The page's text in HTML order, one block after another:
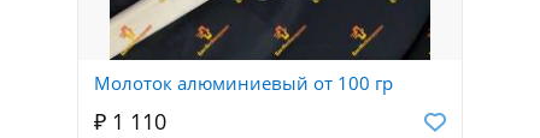
Молоток алюминиевый от 100 гр
₽ 1 110